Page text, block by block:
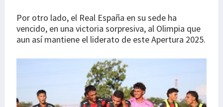
Por otro lado, el Real España en su sede ha
vencido, en una victoria sorpresiva, al Olimpia que
aun así mantiene el liderato de este Apertura 2025.